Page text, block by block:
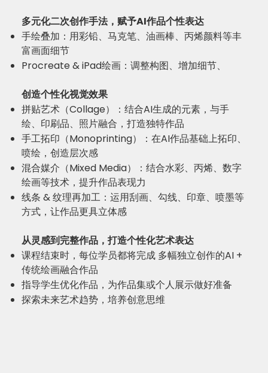
多元化二次创作手法，赋予AI作品个性表达
手绘叠加：用彩铅、马克笔、油画棒、丙烯颜料等丰
富画面细节
Procreate & iPad绘画：调整构图、增加细节、
创造个性化视觉效果
拼贴艺术（Collage）：结合AI生成的元素，与手
绘、印刷品、照片融合，打造独特作品
手工拓印（Monoprinting）：在AI作品基础上拓印、
喷绘，创造层次感
混合媒介（Mixed Media）：结合水彩、丙烯、数字
绘画等技术，提升作品表现力
线条 & 纹理再加工：运用刮画、勾线、印章、喷墨等
方式，让作品更具立体感
从灵感到完整作品，打造个性化艺术表达
课程结束时，每位学员都将完成 多幅独立创作的AI +
传统绘画融合作品
指导学生优化作品，为作品集或个人展示做好准备
探索未来艺术趋势，培养创意思维